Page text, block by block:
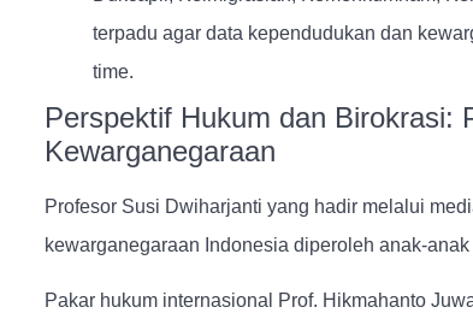
terpadu agar data kependudukan dan
time.
Perspektif Hukum dan Birokrasi:
Kewarganegaraan
Profesor Susi Dwiharjanti yang hadir melalui
kewarganegaraan Indonesia diperoleh anak-anak
Pakar hukum internasional Prof. Hikmahanto